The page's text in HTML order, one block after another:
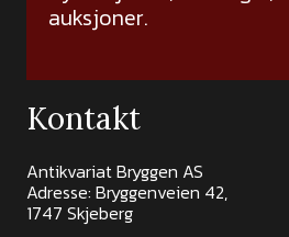
auksjoner.
Kontakt
Antikvariat Bryggen AS
Adresse: Bryggenveien 42,
1747 Skjeberg